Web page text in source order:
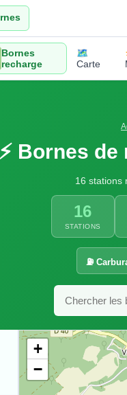
Bornes
recharge
🗺️
Carte
⚡ Bornes
16 stations
16
STATIONS
⛽
+
−